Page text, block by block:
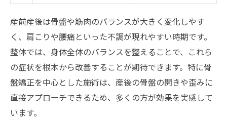
産前産後は骨盤や筋肉のバランスが大きく変化しやす
く、肩こりや腰痛といった不調が現れやすい時期です。
整体では、身体全体のバランスを整えることで、これら
の症状を根本から改善することが期待できます。特に骨
盤矯正を中心とした施術は、産後の骨盤の開きや歪みに
直接アプローチできるため、多くの方が効果を実感して
います。